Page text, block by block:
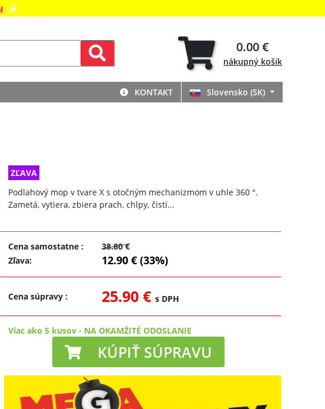
🛒
0.00 €
nákupný košík
KONTAKT Slovensko (SK)
ZĽAVA
Podlahový mop v tvare X s otočným mechanizmom v uhle 360 ​​°.
Zametá, vytiera, zbiera prach, chlpy, čistí...
Cena samostatne :
38.80 €
Zľava: 12.90 € (33%)
Cena súpravy : 25.90 € s DPH
Viac ako 5 kusov- NA OKAMŽITÉ ODOSLANIE
KÚPIŤ SÚPRAVU